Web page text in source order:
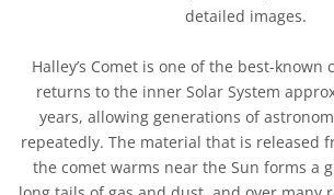
detailed images.
Halley’s Comet is one of the best-known
returns to the inner Solar System
years, allowing generations of
repeatedly. The material that is released
the comet warms near the Sun forms a